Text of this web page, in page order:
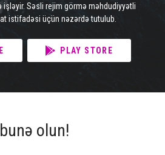
işləyir. Səsli rejim görmə məhdudiyyətli
istifadəsi üçün nəzərdə tutulub.
PLAY STORE
olun!